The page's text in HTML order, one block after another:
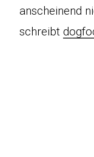
anscheinend
schreibt